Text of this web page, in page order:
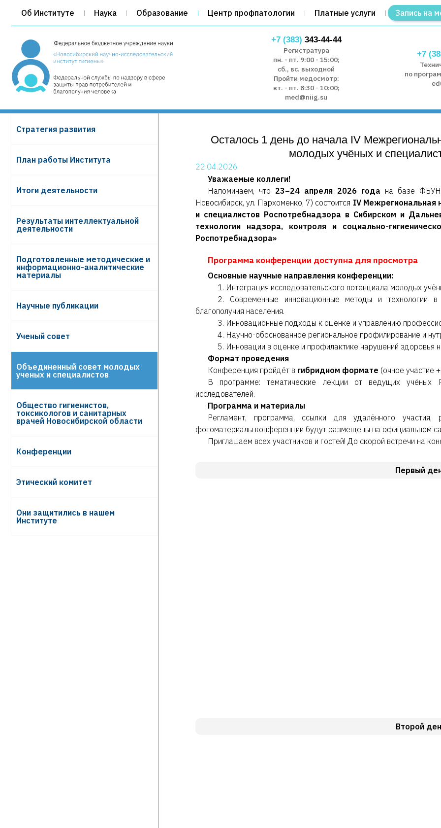
Об Институте Наука Образование Центр профпатологии Платные услуги Запись на
+7 (383) 343-44-44
Регистратура
пн. - пт. 9:00 - 15:00;
сб., вс. выходной
Пройти медосмотр:
вт. - пт. 8:30 - 10:00;
med@niig.su
+7
по
Cтратегия развития
План работы Института
Итоги деятельности
Результаты интеллектуальной
деятельности
Подготовленные методические и
информационно-аналитические
материалы
Научные публикации
Ученый совет
Объединенный совет молодых
ученых и специалистов
Общество гигиенистов,
токсикологов и санитарных
врачей Новосибирской области
Конференции
Этический комитет
Они защитились в нашем
Институте
Осталось 1 день до начала IV
молодых учёных и
22.04.2026
Уважаемые коллеги!
Напоминаем, что 23–24 апреля 2026 года на базе ФБУН
Новосибирск, ул. Пархоменко, 7) состоится IV Межрегиональная
и специалистов Роспотребнадзора в Сибирском и
технологии надзора, контроля и социально-
Роспотребнадзора»
Программа конференции доступна для просмотра
Основные научные направления конференции:
1. Интеграция исследовательского потенциала молодых
2. Современные инновационные методы и технологии в
благополучия населения.
3. Инновационные подходы к оценке и управлению
4. Научно-обоснованное региональное профилирование и
5. Инновации в оценке и профилактике нарушений здоровья
Формат проведения
Конференция пройдёт в гибридном формате (очное участие
В программе: тематические лекции от ведущих
исследователей.
Программа и материалы
Регламент, программа, ссылки для удалённого
фотоматериалы конференции будут размещены на официальном
Приглашаем всех участников и гостей! До скорой встречи на
Первый
Второй